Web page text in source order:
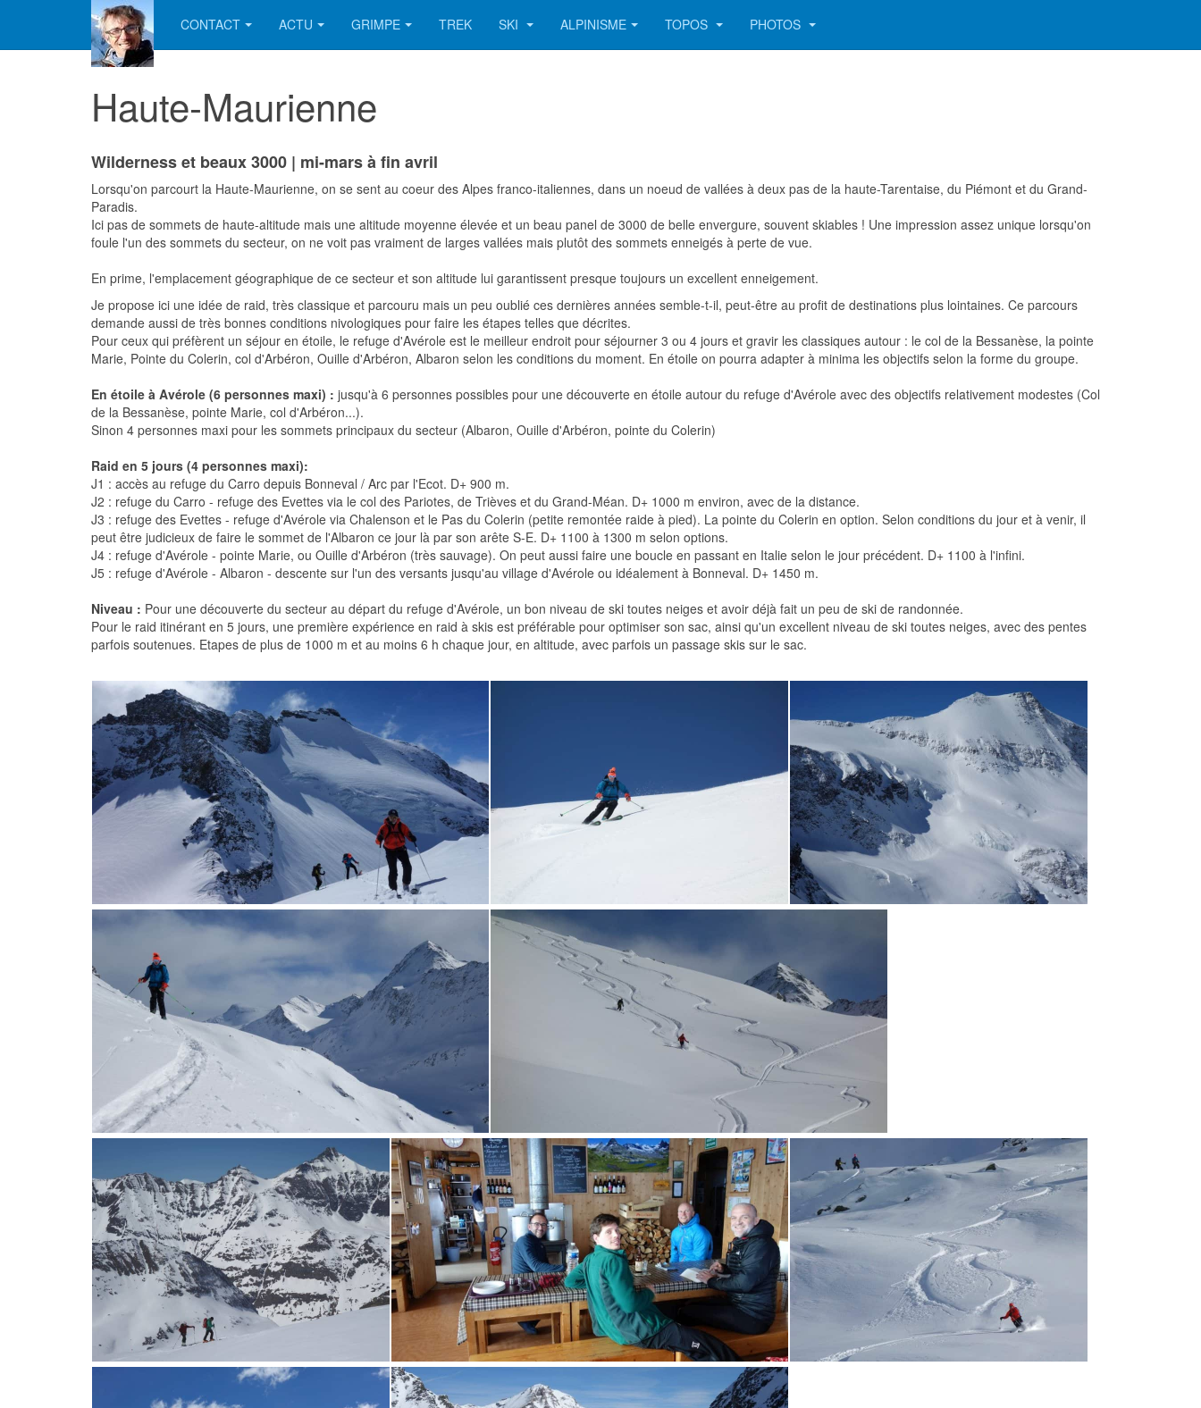
CONTACT ACTU GRIMPE TREK SKI ALPINISME TOPOS PHOTOS
Haute-Maurienne
Wilderness et beaux 3000 | mi-mars à fin avril
Lorsqu'on parcourt la Haute-Maurienne, on se sent au coeur des Alpes franco-italiennes, dans un noeud de vallées à deux pas de la haute-Tarentaise, du Piémont et du Grand-
Paradis.
Ici pas de sommets de haute-altitude mais une altitude moyenne élevée et un beau panel de 3000 de belle envergure, souvent skiables ! Une impression assez unique lorsqu'on
foule l'un des sommets du secteur, on ne voit pas vraiment de larges vallées mais plutôt des sommets enneigés à perte de vue.
En prime, l'emplacement géographique de ce secteur et son altitude lui garantissent presque toujours un excellent enneigement.
Je propose ici une idée de raid, très classique et parcouru mais un peu oublié ces dernières années semble-t-il, peut-être au profit de destinations plus lointaines. Ce parcours
demande aussi de très bonnes conditions nivologiques pour faire les étapes telles que décrites.
Pour ceux qui préfèrent un séjour en étoile, le refuge d'Avérole est le meilleur endroit pour séjourner 3 ou 4 jours et gravir les classiques autour : le col de la Bessanèse, la pointe
Marie, Pointe du Colerin, col d'Arbéron, Ouille d'Arbéron, Albaron selon les conditions du moment. En étoile on pourra adapter à minima les objectifs selon la forme du groupe.
En étoile à Avérole (6 personnes maxi) : jusqu'à 6 personnes possibles pour une découverte en étoile autour du refuge d'Avérole avec des objectifs relativement modestes (Col
de la Bessanèse, pointe Marie, col d'Arbéron...).
Sinon 4 personnes maxi pour les sommets principaux du secteur (Albaron, Ouille d'Arbéron, pointe du Colerin)
Raid en 5 jours (4 personnes maxi):
J1 : accès au refuge du Carro depuis Bonneval / Arc par l'Ecot. D+ 900 m.
J2 : refuge du Carro - refuge des Evettes via le col des Pariotes, de Trièves et du Grand-Méan. D+ 1000 m environ, avec de la distance.
J3 : refuge des Evettes - refuge d'Avérole via Chalenson et le Pas du Colerin (petite remontée raide à pied). La pointe du Colerin en option. Selon conditions du jour et à venir, il
peut être judicieux de faire le sommet de l'Albaron ce jour là par son arête S-E. D+ 1100 à 1300 m selon options.
J4 : refuge d'Avérole - pointe Marie, ou Ouille d'Arbéron (très sauvage). On peut aussi faire une boucle en passant en Italie selon le jour précédent. D+ 1100 à l'infini.
J5 : refuge d'Avérole - Albaron - descente sur l'un des versants jusqu'au village d'Avérole ou idéalement à Bonneval. D+ 1450 m.
Niveau : Pour une découverte du secteur au départ du refuge d'Avérole, un bon niveau de ski toutes neiges et avoir déjà fait un peu de ski de randonnée.
Pour le raid itinérant en 5 jours, une première expérience en raid à skis est préférable pour optimiser son sac, ainsi qu'un excellent niveau de ski toutes neiges, avec des pentes
parfois soutenues. Etapes de plus de 1000 m et au moins 6 h chaque jour, en altitude, avec parfois un passage skis sur le sac.